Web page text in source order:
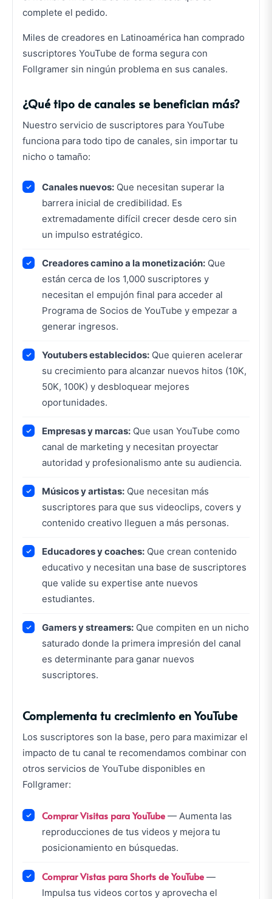
complete el pedido.
Miles de creadores en Latinoamérica han comprado
suscriptores YouTube de forma segura con
Follgramer sin ningún problema en sus canales.
¿Qué tipo de canales se benefician más?
Nuestro servicio de suscriptores para YouTube
funciona para todo tipo de canales, sin importar tu
nicho o tamaño:
Canales nuevos: Que necesitan superar la
barrera inicial de credibilidad. Es
extremadamente difícil crecer desde cero sin
un impulso estratégico.
Creadores camino a la monetización: Que
están cerca de los 1,000 suscriptores y
necesitan el empujón final para acceder al
Programa de Socios de YouTube y empezar a
generar ingresos.
Youtubers establecidos: Que quieren acelerar
su crecimiento para alcanzar nuevos hitos (10K,
50K, 100K) y desbloquear mejores
oportunidades.
Empresas y marcas: Que usan YouTube como
canal de marketing y necesitan proyectar
autoridad y profesionalismo ante su audiencia.
Músicos y artistas: Que necesitan más
suscriptores para que sus videoclips, covers y
contenido creativo lleguen a más personas.
Educadores y coaches: Que crean contenido
educativo y necesitan una base de suscriptores
que valide su expertise ante nuevos
estudiantes.
Gamers y streamers: Que compiten en un nicho
saturado donde la primera impresión del canal
es determinante para ganar nuevos
suscriptores.
Complementa tu crecimiento en YouTube
Los suscriptores son la base, pero para maximizar el
impacto de tu canal te recomendamos combinar con
otros servicios de YouTube disponibles en
Follgramer:
Comprar Visitas para YouTube — Aumenta las
reproducciones de tus videos y mejora tu
posicionamiento en búsquedas.
Comprar Vistas para Shorts de YouTube —
Impulsa tus videos cortos y aprovecha el